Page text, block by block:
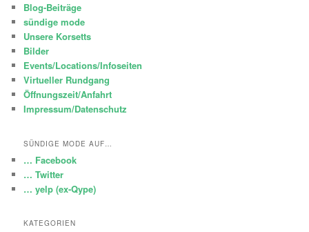
Blog-Beiträge
sündige mode
Unsere Korsetts
Bilder
Events/Locations/Infoseiten
Virtueller Rundgang
Öffnungszeit/Anfahrt
Impressum/Datenschutz
SÜNDIGE MODE AUF…
… Facebook
… Twitter
… yelp (ex-Qype)
KATEGORIEN